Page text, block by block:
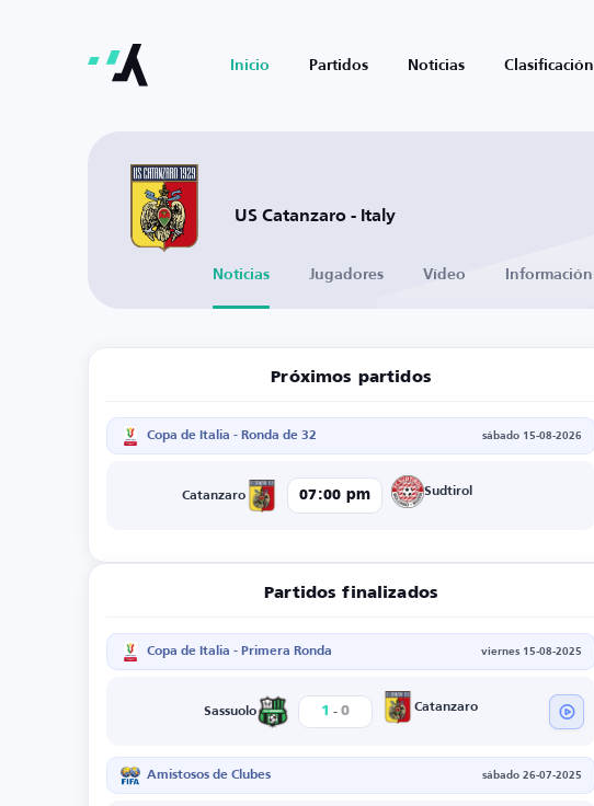
Inicio Partidos Noticias Clasificación
US Catanzaro - Italy
Noticias Jugadores Vídeo Información
Próximos partidos
Copa de Italia - Ronda de 32 sábado 15-08-2026
Catanzaro 07:00 pm Sudtirol
Partidos finalizados
Copa de Italia - Primera Ronda viernes 15-08-2025
Sassuolo 1 - 0 Catanzaro
Amistosos de Clubes sábado 26-07-2025